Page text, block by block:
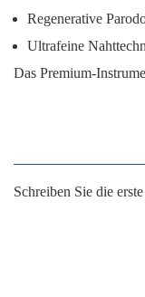
Regenerative
Ultrafeine
Das Premium-
Schreiben Sie die